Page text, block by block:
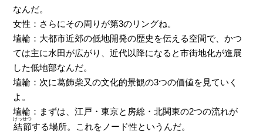
なんだ。
女性：さらにその周りが第3のリングね。
埴輪：大都市近郊の低地開発の歴史を伝える空間で、かつ
ては主に水田が広がり、近代以降になると市街地化が進展
した低地部なんだ。
埴輪：次に葛飾柴又の文化的景観の3つの価値を見ていく
よ。
埴輪：まずは、江戸・東京と房総・北関東の2つの流れが
結節
けっせつ
する場所。これをノード性というんだ。